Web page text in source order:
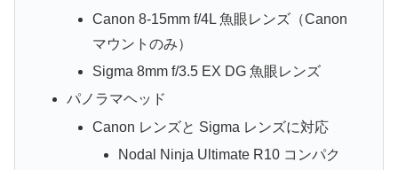
Canon 8-15mm f/4L 魚眼レンズ（Canon
マウントのみ）
Sigma 8mm f/3.5 EX DG 魚眼レンズ
パノラマヘッド
Canon レンズと Sigma レンズに対応
Nodal Ninja Ultimate R10 コンパク